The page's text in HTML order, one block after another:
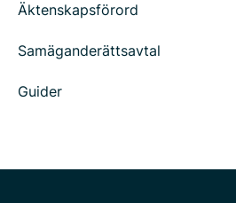
Äktenskapsförord
Samäganderättsavtal
Guider